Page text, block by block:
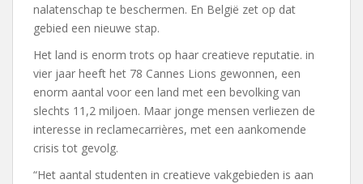
nalatenschap te beschermen. En België zet op dat
gebied een nieuwe stap.
Het land is enorm trots op haar creatieve reputatie. in
vier jaar heeft het 78 Cannes Lions gewonnen, een
enorm aantal voor een land met een bevolking van
slechts 11,2 miljoen. Maar jonge mensen verliezen de
interesse in reclamecarrières, met een aankomende
crisis tot gevolg.
“Het aantal studenten in creatieve vakgebieden is aan